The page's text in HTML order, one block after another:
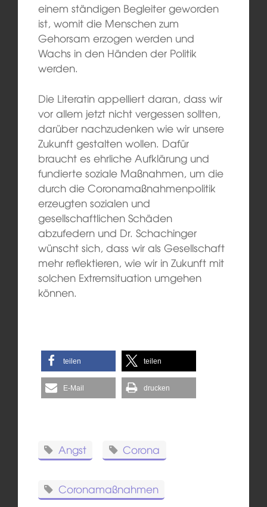
einem ständigen Begleiter geworden
ist, womit die Menschen zum
Gehorsam erzogen werden und
Wachs in den Händen der Politik
werden.
Die Literatin appelliert daran, dass wir
vor allem jetzt nicht vergessen sollten,
darüber nachzudenken wie wir unsere
Zukunft gestalten wollen. Dafür
braucht es ehrliche Aufklärung und
fundierte soziale Maßnahmen, um die
durch die Coronamaßnahmenpolitik
erzeugten sozialen und
gesellschaftlichen Schäden
abzufedern und Dr. Schachinger
wünscht sich, dass wir als Gesellschaft
mehr reflektieren, wie wir in Zukunft mit
solchen Extremsituation umgehen
können.
teilen teilen
E-Mail drucken
Angst Corona
Coronamaßnahmen